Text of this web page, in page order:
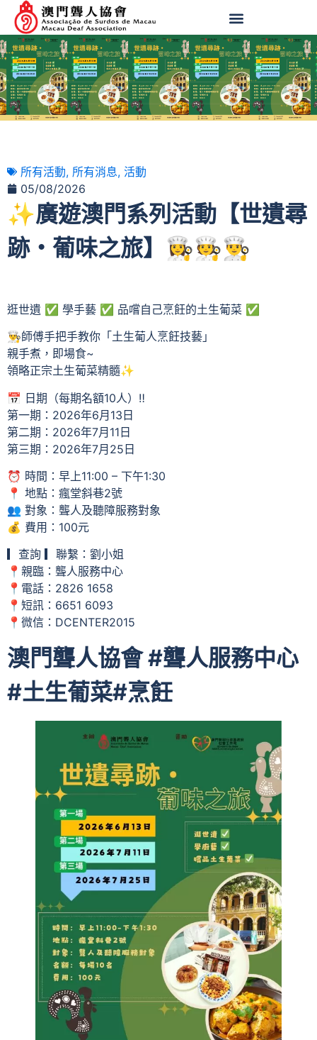
所有活動, 所有消息, 活動
05/08/2026
✨廣遊澳門系列活動【世遺尋
跡・葡味之旅】👩‍🍳🧑‍🍳👨‍🍳
逛世遺 ✅ 學手藝 ✅ 品嚐自己烹飪的土生葡菜 ✅
👨‍🍳師傅手把手教你「土生葡人烹飪技藝」
親手煮，即場食~
領略正宗土生葡菜精髓✨
📅 日期（每期名額10人）‼️
第一期：2026年6月13日
第二期：2026年7月11日
第三期：2026年7月25日
⏰ 時間：早上11:00 – 下午1:30
📍 地點：瘋堂斜巷2號
👥 對象：聾人及聽障服務對象
💰 費用：100元
▎查詢 ▎聯繫：劉小姐
📍親臨：聾人服務中心
📍電話：2826 1658
📍短訊：6651 6093
📍微信：DCENTER2015
澳門聾人協會 #聾人服務中心
#土生葡菜#烹飪